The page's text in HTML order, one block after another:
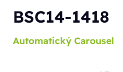
BSC14-1418
Automatický Carousel